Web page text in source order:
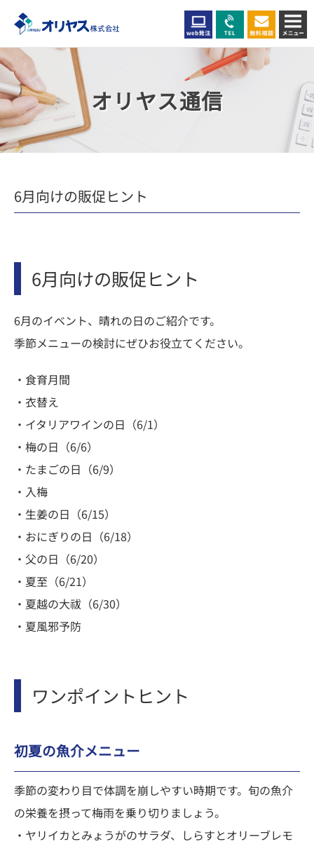
オリヤス通信
6月向けの販促ヒント
6月向けの販促ヒント
6月のイベント、晴れの日のご紹介です。
季節メニューの検討にぜひお役立てください。
・食育月間
・衣替え
・イタリアワインの日（6/1）
・梅の日（6/6）
・たまごの日（6/9）
・入梅
・生姜の日（6/15）
・おにぎりの日（6/18）
・父の日（6/20）
・夏至（6/21）
・夏越の大祓（6/30）
・夏風邪予防
ワンポイントヒント
初夏の魚介メニュー
季節の変わり目で体調を崩しやすい時期です。旬の魚介
の栄養を摂って梅雨を乗り切りましょう。
・ヤリイカとみょうがのサラダ、しらすとオリーブレモ